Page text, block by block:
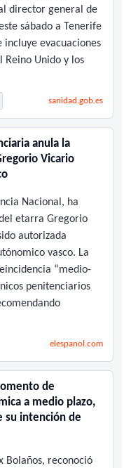
director general de
sábado a Tenerife
incluye evacuaciones
Reino Unido y los
sanidad.gob.es
anula la
Vicario
Nacional, ha
etarra Gregorio
autorizada
vasco. La
“medio-
penitenciarios
elespanol.com
de
a medio plazo,
su intención de
Bolaños, reconoció